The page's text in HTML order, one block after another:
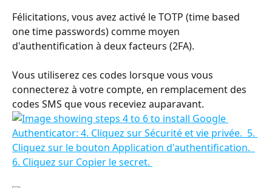
Félicitations, vous avez activé le TOTP (time based
one time passwords) comme moyen
d'authentification à deux facteurs (2FA).
Vous utiliserez ces codes lorsque vous vous
connecterez à votre compte, en remplacement des
codes SMS que vous receviez auparavant.